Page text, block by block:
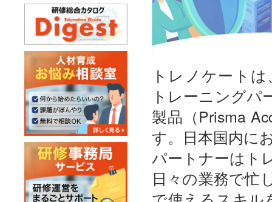
トレノケート
トレーニング
製品（Prisma
す。日本国内に
パートナーはト
日々の業務で忙